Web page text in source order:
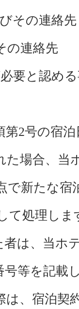
その連絡
の連絡先
要と認め
第2号の宿
た場合、当
で新たな宿
て処理しま
は、当ホ
等を記載
は、宿泊契